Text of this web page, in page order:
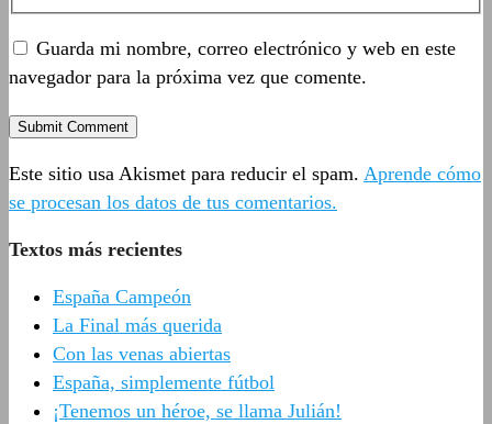
Guarda mi nombre, correo electrónico y web en este
navegador para la próxima vez que comente.
Este sitio usa Akismet para reducir el spam. Aprende cómo
se procesan los datos de tus comentarios.
Textos más recientes
España Campeón
La Final más querida
Con las venas abiertas
España, simplemente fútbol
¡Tenemos un héroe, se llama Julián!